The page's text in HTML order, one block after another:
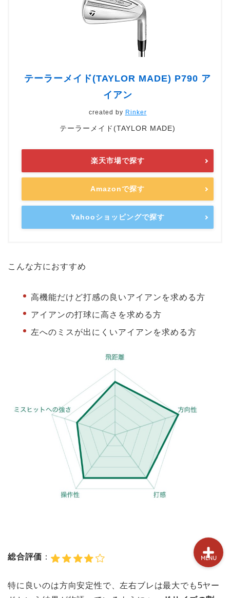
テーラーメイド(TAYLOR MADE) P790 ア
イアン
created by Rinker
テーラーメイド(TAYLOR MADE)
Amazonで探す
楽天市場で探す
Yahooショッピングで探す
こんな方におすすめ
高機能だけど打感の良いアイアンを求める方
アイアンの打球に高さを求める方
左へのミスが出にくいアイアンを求める方
総合評価 ：
特に良いのは方向安定性で、左右ブレは最大でも5ヤー
MENU
クラブ選び(ランキング)
新製品情報
GPSゴルフナビ
ゴルフショップ